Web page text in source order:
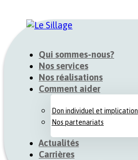
Qui sommes-nous?
Nos services
Nos réalisations
Comment aider
Don individuel et implication
Nos partenariats
Actualités
Carrières